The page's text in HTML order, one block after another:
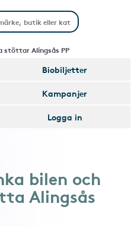
stöttar Alingsås PP
Biobiljetter
Kampanjer
Logga in
bilen och
Alingsås